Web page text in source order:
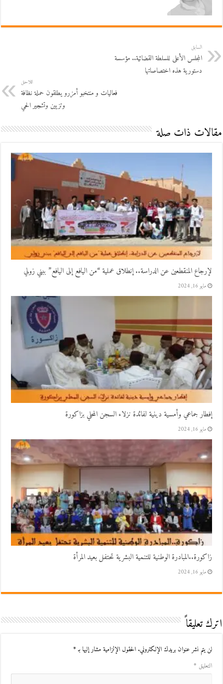
السابق
المجلس الأعلى للسلطة القضائية.. مؤسسة
دستورية هذه اختصاصاتها
اللاحق
فعاليات و منتخبو أمزرو يطلقون حملة نظافة
وتزيين وتشجير الحي
مقالات ذات صلة
لإرجاع المنقطعين عن الدراسة.. إنطلاق عملية “من اليافع إلى اليافع” ببني زولي
مايو 16, 2024
إفطار جماعي وأمسية دينية لفائدة نزلاء السجن المحلي بزاكورة
مايو 16, 2024
زاكورة..المبادرة الوطنية للتنمية البشرية تحتفل بعيد المرأة
مايو 16, 2024
اترك تعليقاً
لن يتم نشر عنوان بريدك الإلكتروني. الحقول الإلزامية مشار إليها بـ*
التعليق *